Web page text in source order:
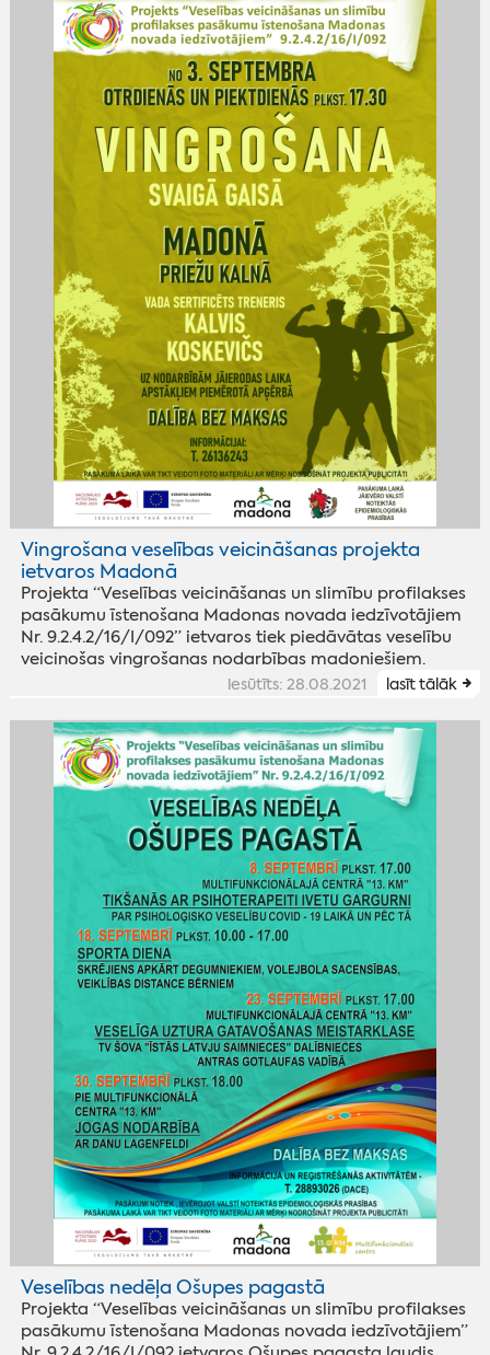
Vingrošana veselības veicināšanas projekta
ietvaros Madonā
Projekta “Veselības veicināšanas un slimību profilakses
pasākumu īstenošana Madonas novada iedzīvotājiem
Nr. 9.2.4.2/16/I/092” ietvaros tiek piedāvātas veselību
veicinošas vingrošanas nodarbības madoniešiem.
iesūtīts: 28.08.2021 lasīt tālāk
Veselības nedēļa Ošupes pagastā
Projekta “Veselības veicināšanas un slimību profilakses
pasākumu īstenošana Madonas novada iedzīvotājiem”